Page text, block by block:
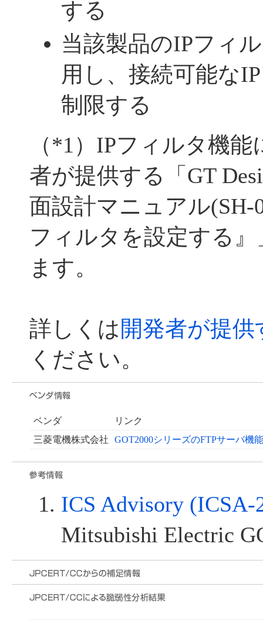
する
当該製品のIPフィ
用し、接続可能な
制限する
（*1）IPフィルタ機
者が提供する「GT
面設計マニュアル(SH-
フィルタを設定する
ます。
詳しくは 開発者が提供
ください。
ベンダ
リンク
三菱電機株式会社
GOT2000シリーズのFTPサーバ機
ICS Advisory (ICSA-
Mitsubishi Electric